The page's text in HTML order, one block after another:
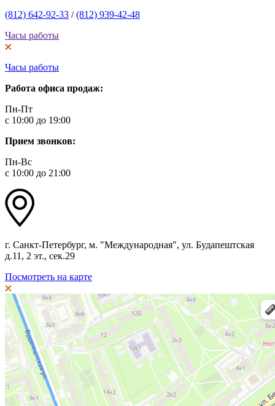
(812) 642-92-33 /(812) 939-42-48
Часы работы
Часы работы
Работа офиса продаж:
Пн-Пт
с 10:00 до 19:00
Прием звонков:
Пн-Вс
с 10:00 до 21:00
г. Санкт-Петербург, м. "Международная", ул. Будапештская
д.11, 2 эт., сек.29
Посмотреть на карте